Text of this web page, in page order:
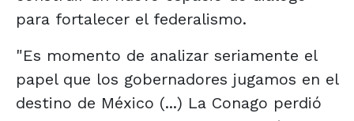
para fortalecer el federalismo.
"Es momento de analizar seriamente el
papel que los gobernadores jugamos en el
destino de México (...) La Conago perdió